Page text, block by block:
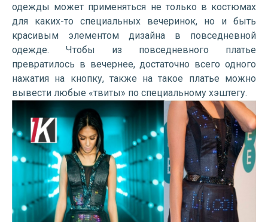
одежды может применяться не только в костюмах
для каких-то специальных вечеринок, но и быть
красивым элементом дизайна в повседневной
одежде. Чтобы из повседневного платье
превратилось в вечернее, достаточно всего одного
нажатия на кнопку, также на такое платье можно
вывести любые «твиты» по специальному хэштегу.